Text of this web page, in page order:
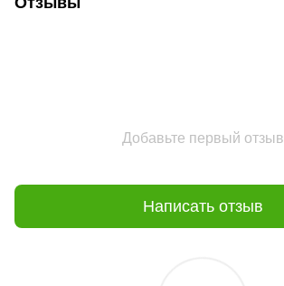
Добавьте первый отзыв
Написать отзыв